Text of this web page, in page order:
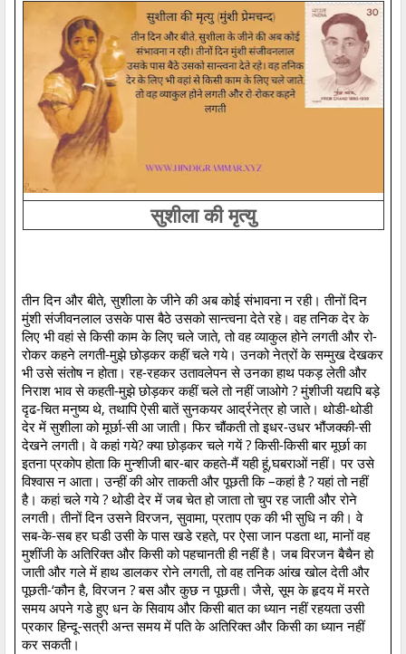
सुशीला की मृत्यु
तीन दिन और बीते, सुशीला के जीने की अब कोई संभावना न रही। तीनों दिन
मुंशी संजीवनलाल उसके पास बैठे उसको सान्त्वना देते रहे। वह तनिक देर के
लिए भी वहां से किसी काम के लिए चले जाते, तो वह व्याकुल होने लगती और रो-
रोकर कहने लगती-मुझे छोड़कर कहीं चले गये। उनको नेत्रों के सम्मुख देखकर
भी उसे संतोष न होता। रह-रहकर उतावलेपन से उनका हाथ पकड़ लेती और
निराश भाव से कहती-मुझे छोड़कर कहीं चले तो नहीं जाओगे ? मुंशीजी यद्यपि बड़े
दृढ-चित मनुष्य थे, तथापि ऐसी बातें सुनकयर आर्द्रनेत्र हो जाते। थोडी-थोडी
देर में सुशीला को मूर्छा-सी आ जाती। फिर चौंकती तो इधर-उधर भौंजक्की-सी
देखने लगती। वे कहां गये? क्या छोड़कर चले गयें ? किसी-किसी बार मूर्छा का
इतना प्रकोप होता कि मुन्शीजी बार-बार कहते-मैं यही हूं,घबराओं नहीं। पर उसे
विश्वास न आता। उन्हीं की ओर ताकती और पूछती कि –कहां है ? यहां तो नहीं
है। कहां चले गये ? थोडी देर में जब चेत हो जाता तो चुप रह जाती और रोने
लगती। तीनों दिन उसने विरजन, सुवामा, प्रताप एक की भी सुधि न की। वे
सब-के-सब हर घडी उसी के पास खडे रहते, पर ऐसा जान पडता था, मानों वह
मुशींजी के अतिरिक्त और किसी को पहचानती ही नहीं है। जब विरजन बैचैन हो
जाती और गले में हाथ डालकर रोने लगती, तो वह तनिक आंख खोल देती और
पूछती-‘कौन है, विरजन ? बस और कुछ न पूछती। जैसे, सूम के हृदय में मरते
समय अपने गडे हुए धन के सिवाय और किसी बात का ध्यान नहीं रहयता उसी
प्रकार हिन्दू-सत्री अन्त समय में पति के अतिरिक्त और किसी का ध्यान नहीं
कर सकती।